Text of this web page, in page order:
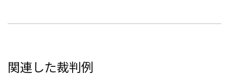
関連した裁判例